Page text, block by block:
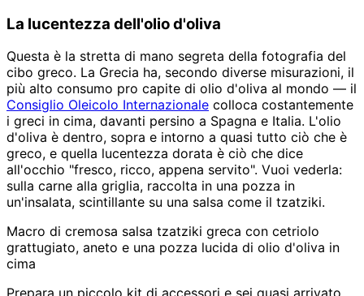
La lucentezza dell'olio d'oliva
Questa è la stretta di mano segreta della fotografia del
cibo greco. La Grecia ha, secondo diverse misurazioni, il
più alto consumo pro capite di olio d'oliva al mondo — il
Consiglio Oleicolo Internazionale colloca costantemente
i greci in cima, davanti persino a Spagna e Italia. L'olio
d'oliva è dentro, sopra e intorno a quasi tutto ciò che è
greco, e quella lucentezza dorata è ciò che dice
all'occhio "fresco, ricco, appena servito". Vuoi vederla:
sulla carne alla griglia, raccolta in una pozza in
un'insalata, scintillante su una salsa come il tzatziki.
Macro di cremosa salsa tzatziki greca con cetriolo
grattugiato, aneto e una pozza lucida di olio d'oliva in
cima